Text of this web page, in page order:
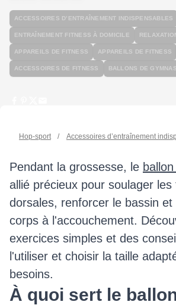
ACCESSOIRES D’ENTRAÎNEMENT INDISPENSABLES
ENTRAÎNEMENT FITNESS À DOMICILE
APPAREILS DE FITNESS APPAREILS DE FITNESS
ACCESSOIRES DE FITNESS BALLONS DE
Hop-sport / Accessoires d’entraînement
Pendant la grossesse, le
allié précieux pour soulager les
dorsales, renforcer le bassin
corps à l'accouchement.
exercices simples et des
l'utiliser et choisir la taille
besoins.
À quoi sert le